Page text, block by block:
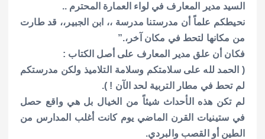
السيد مدير المعارف في لواء العمارة المحترم ..
نحيطكم علماً أن مدرستنا مدرسة ،، ابن الجبير،، قد طارت
من مكانها لتحط في مكان آخر،.”
فكان أن علق مدير المعارف على أصل الكتاب :
( الحمد لله على سلامتكم وسلامة التلاميذ ولكن مدرستكم
لم تحط في مطار التربية لحد الآن ! ).
لم تكن هذه الأحداث شيئاً من الخيال بل هي واقع حصل
في ستينيات القرن الماضي يوم كانت أغلب المدارس من
الطين أو القصب والبردي.